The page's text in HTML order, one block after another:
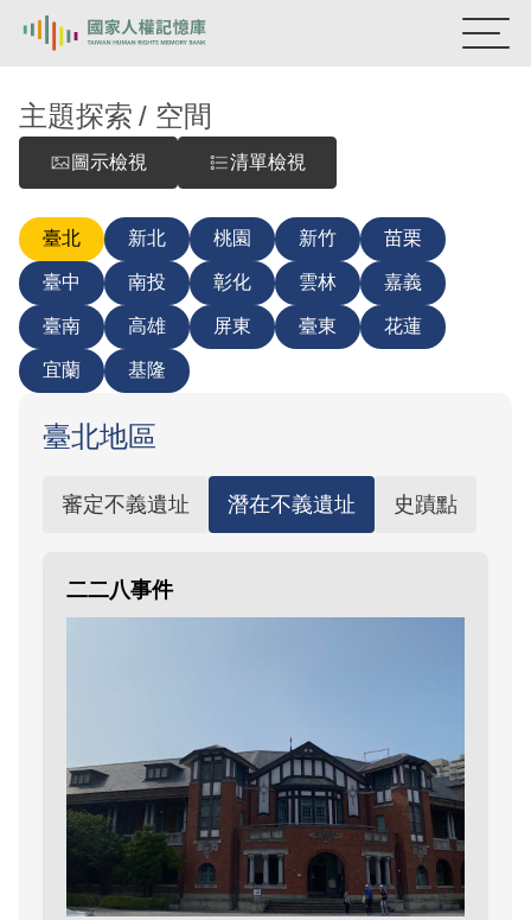
熱門關鍵字：陳孟和 李舜治 鹿窟事件
新生訓導處
蛋殼畫 送物單
主題探索
背景知識
關於我們
意見信箱
主題探索 空間
圖示檢視 清單檢視
臺北 新北 桃園 新竹 苗栗
臺中 南投 彰化 雲林 嘉義
臺南 高雄 屏東 臺東 花蓮
宜蘭 基隆
臺北地區
審定不義遺址 潛在不義遺址 史蹟點
二二八事件